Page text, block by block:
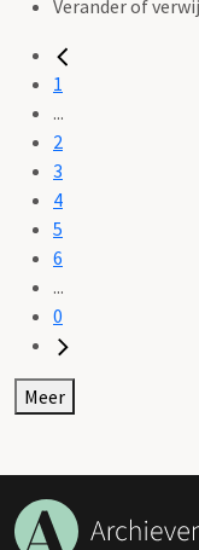
Verander of
1
...
2
3
4
5
6
...
0
Meer